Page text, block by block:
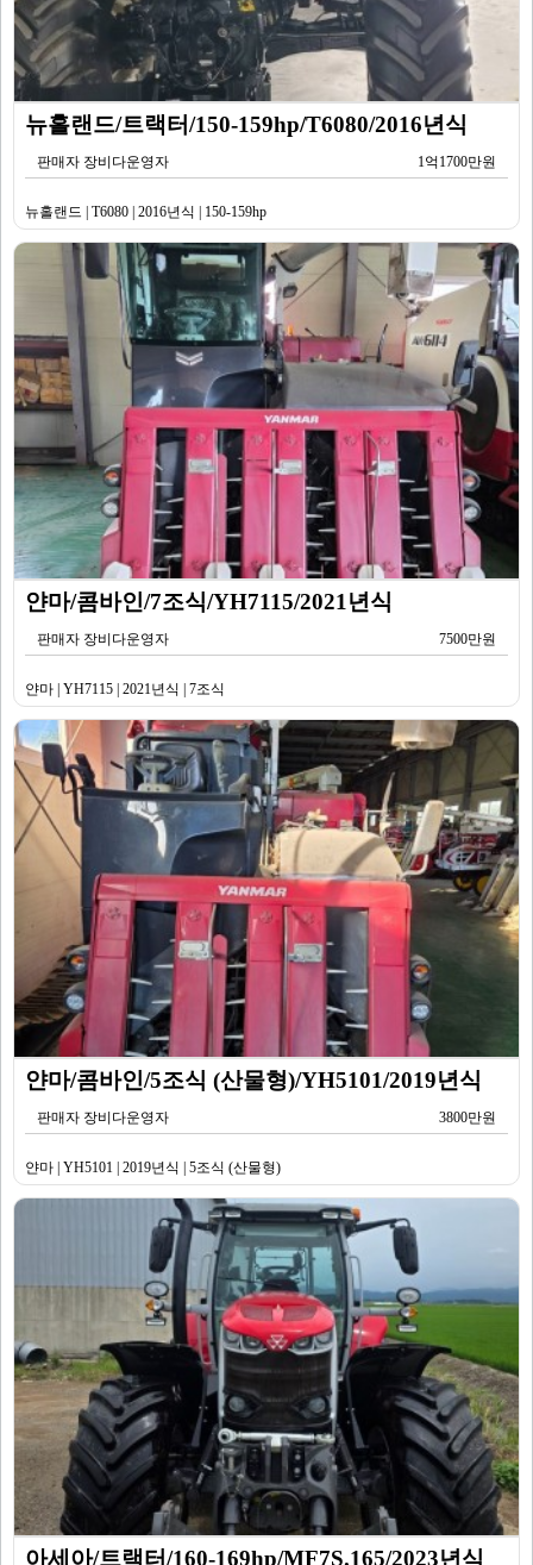
뉴홀랜드/트랙터/150-159hp/T6080/2016년식
판매자 장비다운영자 1억1700만원
뉴홀랜드 | T6080 | 2016년식 | 150-159hp
얀마/콤바인/7조식/YH7115/2021년식
판매자 장비다운영자 7500만원
얀마 | YH7115 | 2021년식 | 7조식
얀마/콤바인/5조식 (산물형)/YH5101/2019년식
판매자 장비다운영자 3800만원
얀마 | YH5101 | 2019년식 | 5조식 (산물형)
아세아/트랙터/160-169hp/MF7S.165/2023년식